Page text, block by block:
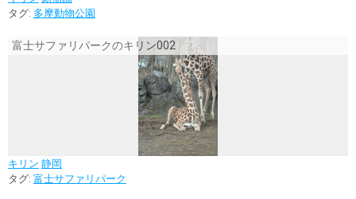
タグ: 多摩動物公園
富士サファリパークのキリン002
キリン 静岡
タグ: 富士サファリパーク